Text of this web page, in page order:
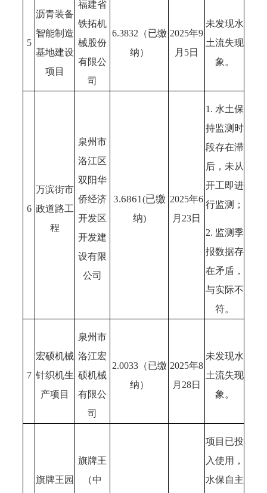
5
沥青装备
智能制造
基地建设
项目
福建省
铁拓机
械股份
有限公
司
6.3832（已缴
纳）
2025年9
月5日
未发现水
土流失现
象。
6
万滨街市
政道路工
程
泉州市
洛江区
双阳华
侨经济
开发区
开发建
设有限
公司
3.6861(已缴
纳)
2025年6
月23日
1. 水土保
持监测时
段存在滞
后，未从
开工即进
行监测；
2. 监测季
报数据存
在矛盾，
与实际不
符。
7
宏硕机械
针织机生
产项目
泉州市
洛江宏
硕机械
有限公
司
2.0033（已缴
纳）
2025年8
月28日
未发现水
土流失现
象。
旗牌王园
旗牌王
（中
项目已投
入使用，
水保自主